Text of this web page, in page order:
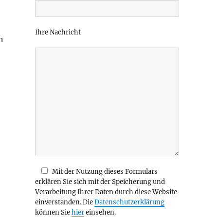
e
a
l
e
r
Ihre Nachricht
Mit der Nutzung dieses Formulars
erklären Sie sich mit der Speicherung und
Verarbeitung Ihrer Daten durch diese Website
einverstanden. DieDatenschutzerklärung
können Siehiereinsehen.